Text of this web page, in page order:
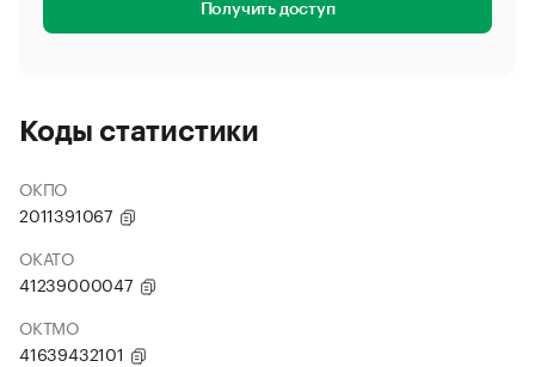
Получить доступ
Коды статистики
ОКПО
2011391067
ОКАТО
41239000047
ОКТМО
41639432101